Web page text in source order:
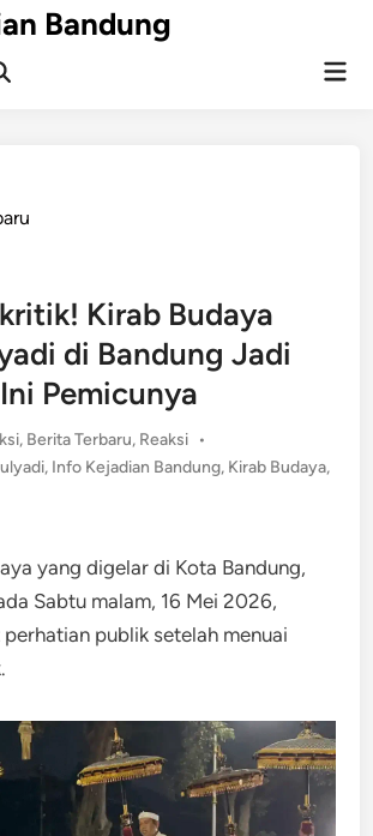
Bandung
Kirab Budaya
di Bandung Jadi
Pemicunya
, Berita Terbaru, Reaksi •
, Info Kejadian Bandung, Kirab Budaya,
yang digelar di Kota Bandung,
Sabtu malam, 16 Mei 2026,
publik setelah menuai